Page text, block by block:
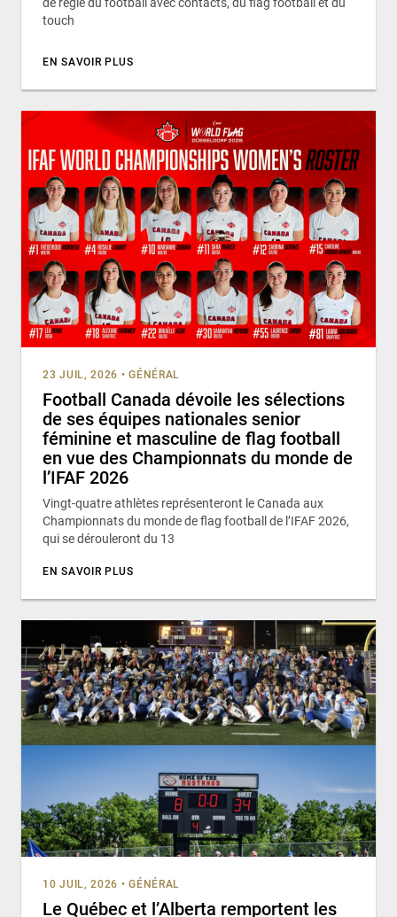
touch
EN SAVOIR PLUS
23 JUIL, 2026 • GÉNÉRAL
Football Canada dévoile les sélections
de ses équipes nationales senior
féminine et masculine de flag football
en vue des Championnats du monde de
l’IFAF 2026
Vingt-quatre athlètes représenteront le Canada aux
Championnats du monde de flag football de l’IFAF 2026,
qui se dérouleront du 13
EN SAVOIR PLUS
10 JUIL, 2026 • GÉNÉRAL
Le Québec et l’Alberta remportent les